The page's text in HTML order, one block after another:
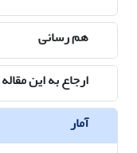
هم رسانی
ارجاع به این مقاله
آمار